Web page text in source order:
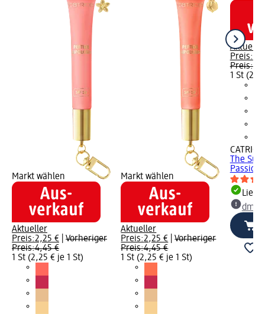
Markt wählen
Aktueller
Preis:2,25 €
Vorheriger
Preis:4,45 €
1 St (2,25 € je 1 St)
Markt wählen
Aktueller
Preis:2,25 € |Vorheriger
Preis:4,45 €
1 St (2,25 € je 1 St)
Aktueller
Preis:
Preis:
1 St
CATRICE
The
dm